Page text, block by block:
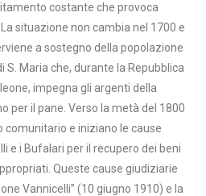
costante che provoca
situazione non cambia nel 1700 e
a sostegno della popolazione
S. Maria che, durante la Repubblica
impegna gli argenti della
per il pane. Verso la metà del 1800
comunitario e iniziano le cause
e i Bufalari per il recupero dei beni
Queste cause giudiziarie
Vannicelli” (10 giugno 1910) e la